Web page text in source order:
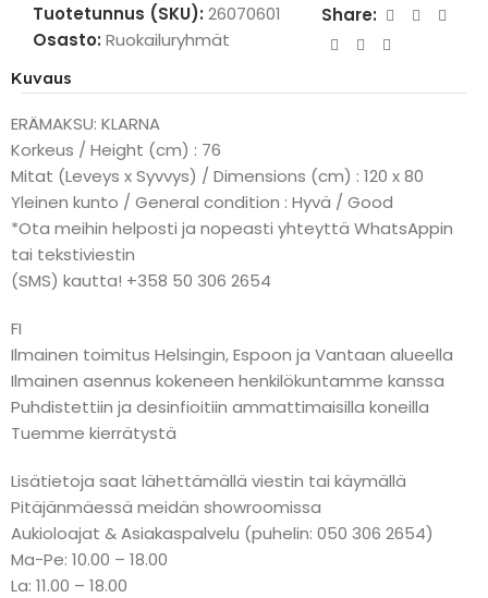
Tuotetunnus (SKU): 26070601
Osasto: Ruokailuryhmät
Share:
Kuvaus
ERÄMAKSU: KLARNA
Korkeus / Height (cm) : 76
Mitat (Leveys x Syvvys) / Dimensions (cm) : 120 x 80
Yleinen kunto / General condition : Hyvä / Good
*Ota meihin helposti ja nopeasti yhteyttä WhatsAppin
tai tekstiviestin
(SMS) kautta! +358 50 306 2654
FI
Ilmainen toimitus Helsingin, Espoon ja Vantaan alueella
Ilmainen asennus kokeneen henkilökuntamme kanssa
Puhdistettiin ja desinfioitiin ammattimaisilla koneilla
Tuemme kierrätystä
Lisätietoja saat lähettämällä viestin tai käymällä
Pitäjänmäessä meidän showroomissa
Aukioloajat & Asiakaspalvelu (puhelin: 050 306 2654)
Ma-Pe: 10.00 – 18.00
La: 11.00 – 18.00